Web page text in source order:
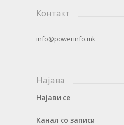
Контакт
info@powerinfo.mk
Најава
Најави се
Канал со записи